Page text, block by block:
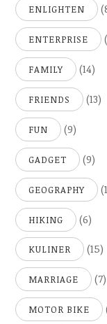
ENLIGHTEN
ENTERPRISE
FAMILY (14)
FRIENDS (13)
FUN (9)
GADGET (9)
GEOGRAPHY
HIKING (6)
KULINER (15)
MARRIAGE (7)
MOTOR BIKE